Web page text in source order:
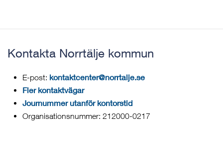
Kontakta Norrtälje kommun
E-post: kontaktcenter@norrtalje.se
Fler kontaktvägar
Journummer utanför kontorstid
Organisationsnummer: 212000-0217